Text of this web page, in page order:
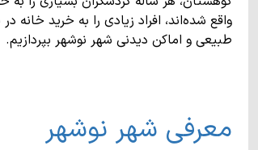
واقع شده‌اند، افراد زیادی را به خرید
طبیعی و اماکن دیدنی شهر نوشهر بپردازیم.
معرفی شهر نوشهر